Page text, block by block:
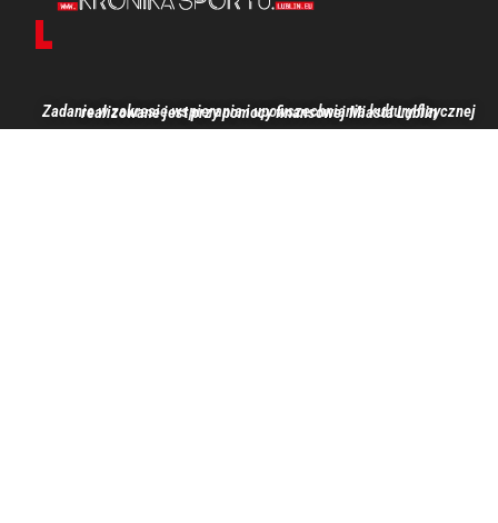
Zadanie w zakresie wspierania i upowszechniania kultury fizycznej realizowane jest przy pomocy finansowej Miasta Lublin